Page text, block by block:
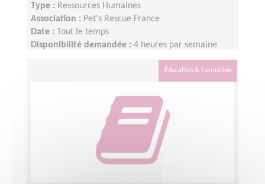
Type : Ressources Humaines
Association : Pet's Rescue France
Date :
Tout le temps
Disponibilité demandée : 4 heures par semaine
Éducation & Formation